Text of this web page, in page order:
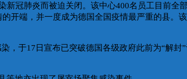
冠肺炎而被迫关闭。该中心400名员工目前全
开端，并一度成为德国全国疫情最严重的县。
于17日宣布已突破德国各级政府此前为“解封